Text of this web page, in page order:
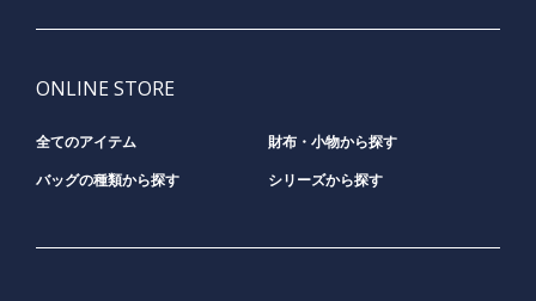
ONLINE STORE
全てのアイテム 財布・小物から探す
バッグの種類から探す シリーズから探す